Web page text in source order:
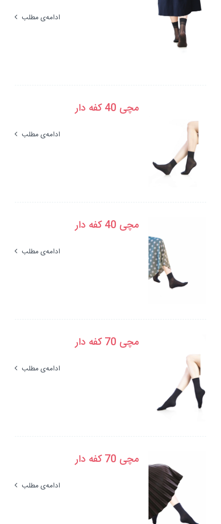
ادامه‌ی مطلب
مچی 40 کفه دار
ادامه‌ی مطلب
مچی 40 کفه دار
ادامه‌ی مطلب
مچی 70 کفه دار
ادامه‌ی مطلب
مچی 70 کفه دار
ادامه‌ی مطلب